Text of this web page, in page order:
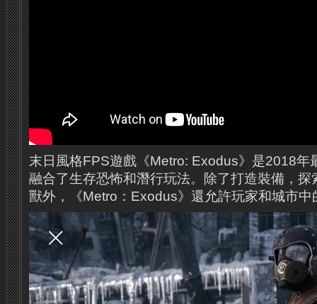
末日風格FPS遊戲《Metro: Exodus》是2018年
融合了生存恐怖和潛行玩法。除了打造裝備，探
獸外，《Metro：Exodus》還允許玩家和城市中